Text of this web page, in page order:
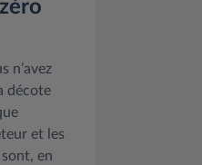
n’avez
décote
et les
en